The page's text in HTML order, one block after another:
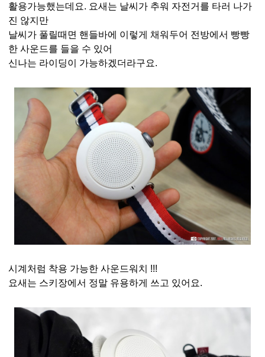
활용가능했는데요. 요새는 날씨가 추워 자전거를 타러 나가
진 않지만
날씨가 풀릴때면 핸들바에 이렇게 채워두어 전방에서 빵빵
한 사운드를 들을 수 있어
신나는 라이딩이 가능하겠더라구요.
시계처럼 착용 가능한 사운드워치 !!!
요새는 스키장에서 정말 유용하게 쓰고 있어요.